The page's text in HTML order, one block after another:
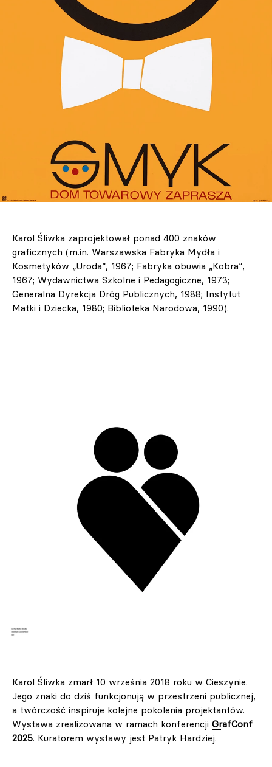
Karol Śliwka zaprojektował ponad 400 znaków
graficznych (m.in. Warszawska Fabryka Mydła i
Kosmetyków „Uroda“, 1967; Fabryka obuwia „Kobra“,
1967; Wydawnictwa Szkolne i Pedagogiczne, 1973;
Generalna Dyrekcja Dróg Publicznych, 1988; Instytut
Matki i Dziecka, 1980; Biblioteka Narodowa, 1990).
Karol Śliwka zmarł 10 września 2018 roku w Cieszynie.
Jego znaki do dziś funkcjonują w przestrzeni publicznej,
a twórczość inspiruje kolejne pokolenia projektantów.
Wystawa zrealizowana w ramach konferencji GrafConf
2025. Kuratorem wystawy jest Patryk Hardziej.